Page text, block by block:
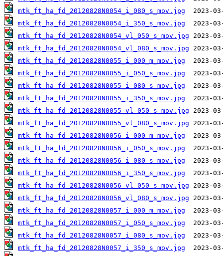
mtk_ft_ha_fd_20120828N0054_i_080_s_mov.jpg
mtk_ft_ha_fd_20120828N0054_i_350_s_mov.jpg
mtk_ft_ha_fd_20120828N0054_vl_050_s_mov.jpg
mtk_ft_ha_fd_20120828N0054_vl_080_s_mov.jpg
mtk_ft_ha_fd_20120828N0055_i_000_m_mov.jpg
mtk_ft_ha_fd_20120828N0055_i_050_s_mov.jpg
mtk_ft_ha_fd_20120828N0055_i_080_s_mov.jpg
mtk_ft_ha_fd_20120828N0055_i_350_s_mov.jpg
mtk_ft_ha_fd_20120828N0055_vl_050_s_mov.jpg
mtk_ft_ha_fd_20120828N0055_vl_080_s_mov.jpg
mtk_ft_ha_fd_20120828N0056_i_000_m_mov.jpg
mtk_ft_ha_fd_20120828N0056_i_050_s_mov.jpg
mtk_ft_ha_fd_20120828N0056_i_080_s_mov.jpg
mtk_ft_ha_fd_20120828N0056_i_350_s_mov.jpg
mtk_ft_ha_fd_20120828N0056_vl_050_s_mov.jpg
mtk_ft_ha_fd_20120828N0056_vl_080_s_mov.jpg
mtk_ft_ha_fd_20120828N0057_i_000_m_mov.jpg
mtk_ft_ha_fd_20120828N0057_i_050_s_mov.jpg
mtk_ft_ha_fd_20120828N0057_i_080_s_mov.jpg
mtk_ft_ha_fd_20120828N0057_i_350_s_mov.jpg